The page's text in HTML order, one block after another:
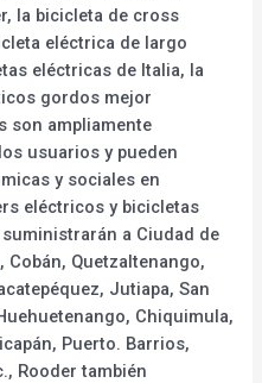
la bicicleta de cross
eléctrica de largo
eléctricas de Italia, la
gordos mejor
son ampliamente
usuarios y pueden
y sociales en
eléctricos y bicicletas
a Ciudad de
Cobán, Quetzaltenango,
Jutiapa, San
Chiquimula,
Puerto. Barrios,
Rooder también